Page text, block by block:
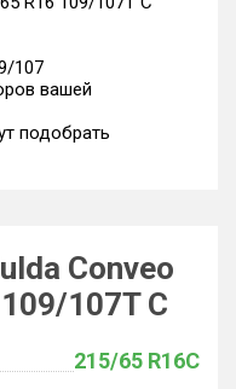
107
вашей
подобрать
Conveo
107T C
215/65 R16C